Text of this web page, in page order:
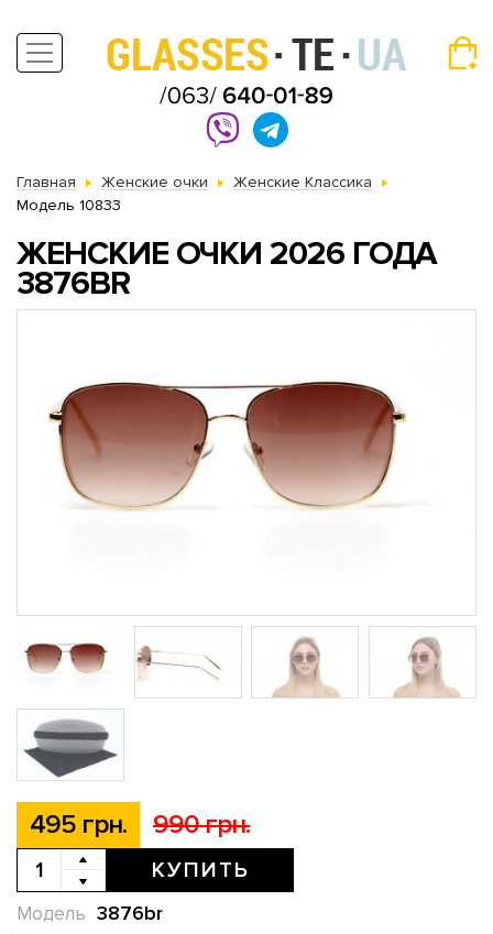
Главная Женские очки
Женские Классика
Модель 10833
ЖЕНСКИЕ ОЧКИ 2026 ГОДА
3876BR
495 грн. 990 грн.
КУПИТЬ
3876br
Модель